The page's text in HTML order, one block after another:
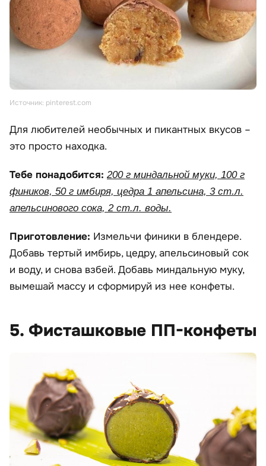
Источник: pinterest.com
Для любителей необычных и пикантных вкусов –
это просто находка.
Тебе понадобится: 200 г миндальной муки, 100 г
фиников, 50 г имбиря, цедра 1 апельсина, 3 ст.л.
апельсинового сока, 2 ст.л. воды.
Приготовление: Измельчи финики в блендере.
Добавь тертый имбирь, цедру, апельсиновый сок
и воду, и снова взбей. Добавь миндальную муку,
вымешай массу и сформируй из нее конфеты.
5. Фисташковые ПП-конфеты